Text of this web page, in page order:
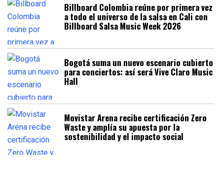
Billboard Colombia reúne por primera vez
a todo el universo de la salsa en Cali con
Billboard Salsa Music Week 2026
Bogotá suma un nuevo escenario cubierto
para conciertos: así será Vive Claro Music
Hall
Movistar Arena recibe certificación Zero
Waste y amplía su apuesta por la
sostenibilidad y el impacto social